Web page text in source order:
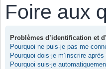
Foire aux
Problèmes d’identification et
Pourquoi ne puis-je pas me
Pourquoi dois-je m’inscrire
Pourquoi suis-je